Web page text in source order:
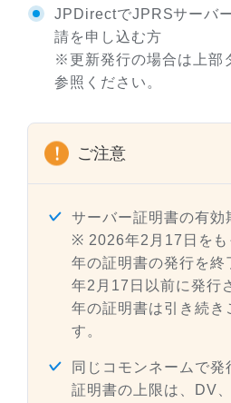
JPDirectでJPRSサーバ
請を申し込む方
※更新発行の場合は上部
参照ください。
ご注意
サーバー証明書の有効
※ 2026年2月17日をも
年の証明書の発行を
年2月17日以前に発行
年の証明書は引き続き
す。
同じコモンネームで発
証明書の上限は、DV